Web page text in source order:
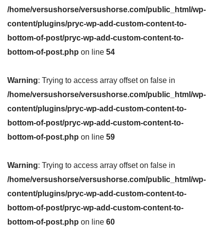
/home/versushorse/versushorse.com/public_html/wp-
content/plugins/pryc-wp-add-custom-content-to-
bottom-of-post/pryc-wp-add-custom-content-to-
bottom-of-post.php on line 54
Warning: Trying to access array offset on false in
/home/versushorse/versushorse.com/public_html/wp-
content/plugins/pryc-wp-add-custom-content-to-
bottom-of-post/pryc-wp-add-custom-content-to-
bottom-of-post.php on line 59
Warning: Trying to access array offset on false in
/home/versushorse/versushorse.com/public_html/wp-
content/plugins/pryc-wp-add-custom-content-to-
bottom-of-post/pryc-wp-add-custom-content-to-
bottom-of-post.php on line 60